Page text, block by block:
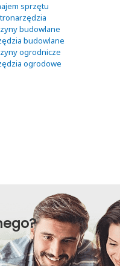
sprzętu
budowlane
budowlane
ogrodnicze
ogrodowe